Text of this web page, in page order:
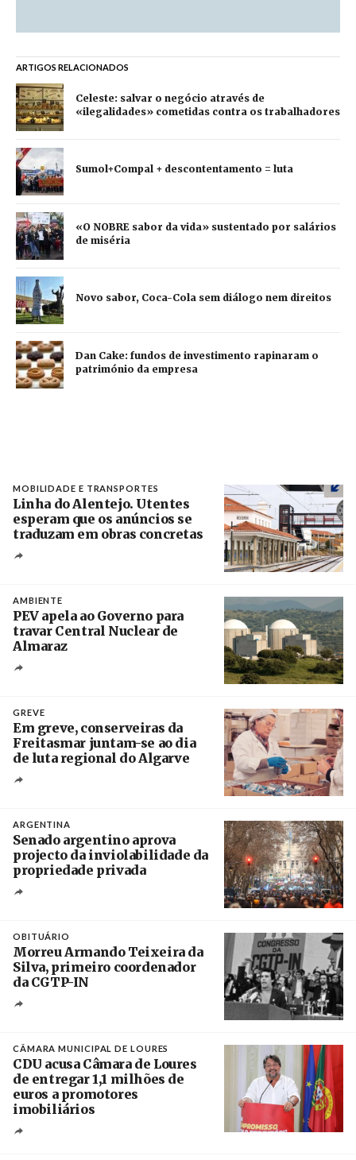
ARTIGOS RELACIONADOS
Celeste: salvar o negócio através de
«ilegalidades» cometidas contra os trabalhadores
Sumol+Compal + descontentamento = luta
«O NOBRE sabor da vida» sustentado por salários
de miséria
Novo sabor, Coca-Cola sem diálogo nem direitos
Dan Cake: fundos de investimento rapinaram o
património da empresa
MOBILIDADE E TRANSPORTES
Linha do Alentejo. Utentes
esperam que os anúncios se
traduzam em obras concretas
AMBIENTE
PEV apela ao Governo para
travar Central Nuclear de
Almaraz
GREVE
Em greve, conserveiras da
Freitasmar juntam-se ao dia
de luta regional do Algarve
ARGENTINA
Senado argentino aprova
projecto da inviolabilidade da
propriedade privada
OBITUÁRIO
Morreu Armando Teixeira da
Silva, primeiro coordenador
da CGTP-IN
CÂMARA MUNICIPAL DE LOURES
CDU acusa Câmara de Loures
de entregar 1,1 milhões de
euros a promotores
imobiliários